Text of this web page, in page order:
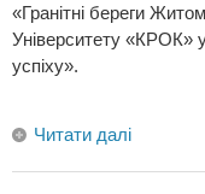
«Гранітні береги
Університету «КРОК»
успіху».
Читати далі